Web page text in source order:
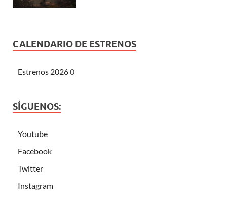
CALENDARIO DE ESTRENOS
Estrenos 20260
SÍGUENOS:
Youtube
Facebook
Twitter
Instagram